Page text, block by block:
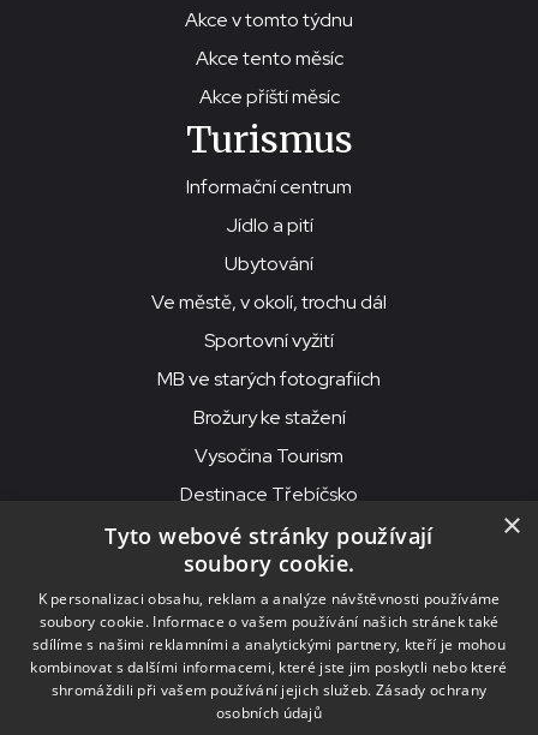
Akce v tomto týdnu
Akce tento měsíc
Akce příští měsíc
Turismus
Informační centrum
Jídlo a pití
Ubytování
Ve městě, v okolí, trochu dál
Sportovní vyžití
MB ve starých fotografiích
Brožury ke stažení
Vysočina Tourism
Destinace Třebíčsko
© 2026MKS Beseda Mor. Budějovice
MKS Beseda, příspěvková organizace, Purcnerova 62, 676 02
Moravské Budějovice
IČO: 00091758, DIČ: CZ00091758, ID datové schránky: chjn2kd
×
Tyto webové stránky používají
soubory cookie.
K personalizaci obsahu, reklam a analýze návštěvnosti používáme
soubory cookie. Informace o vašem používání našich stránek také
sdílíme s našimi reklamními a analytickými partnery, kteří je mohou
kombinovat s dalšími informacemi, které jste jim poskytli nebo které
shromáždili při vašem používání jejich služeb. Zásady ochrany
osobních údajů